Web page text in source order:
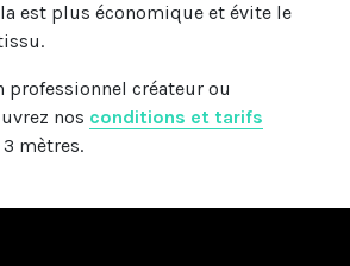
est plus économique et évite le
professionnel créateur ou
nos conditions et tarifs
mètres.